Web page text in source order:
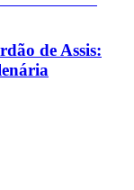
de Assis: